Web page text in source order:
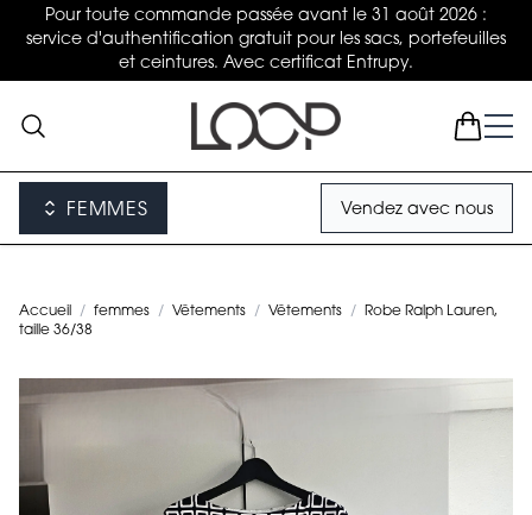
Pour toute commande passée avant le 31 août 2026 :
service d'authentification gratuit pour les sacs, portefeuilles
et ceintures. Avec certificat Entrupy.
FEMMES Vendez avec nous
Accueil / femmes / Vêtements / Vêtements /
Robe Ralph Lauren,
taille 36/38